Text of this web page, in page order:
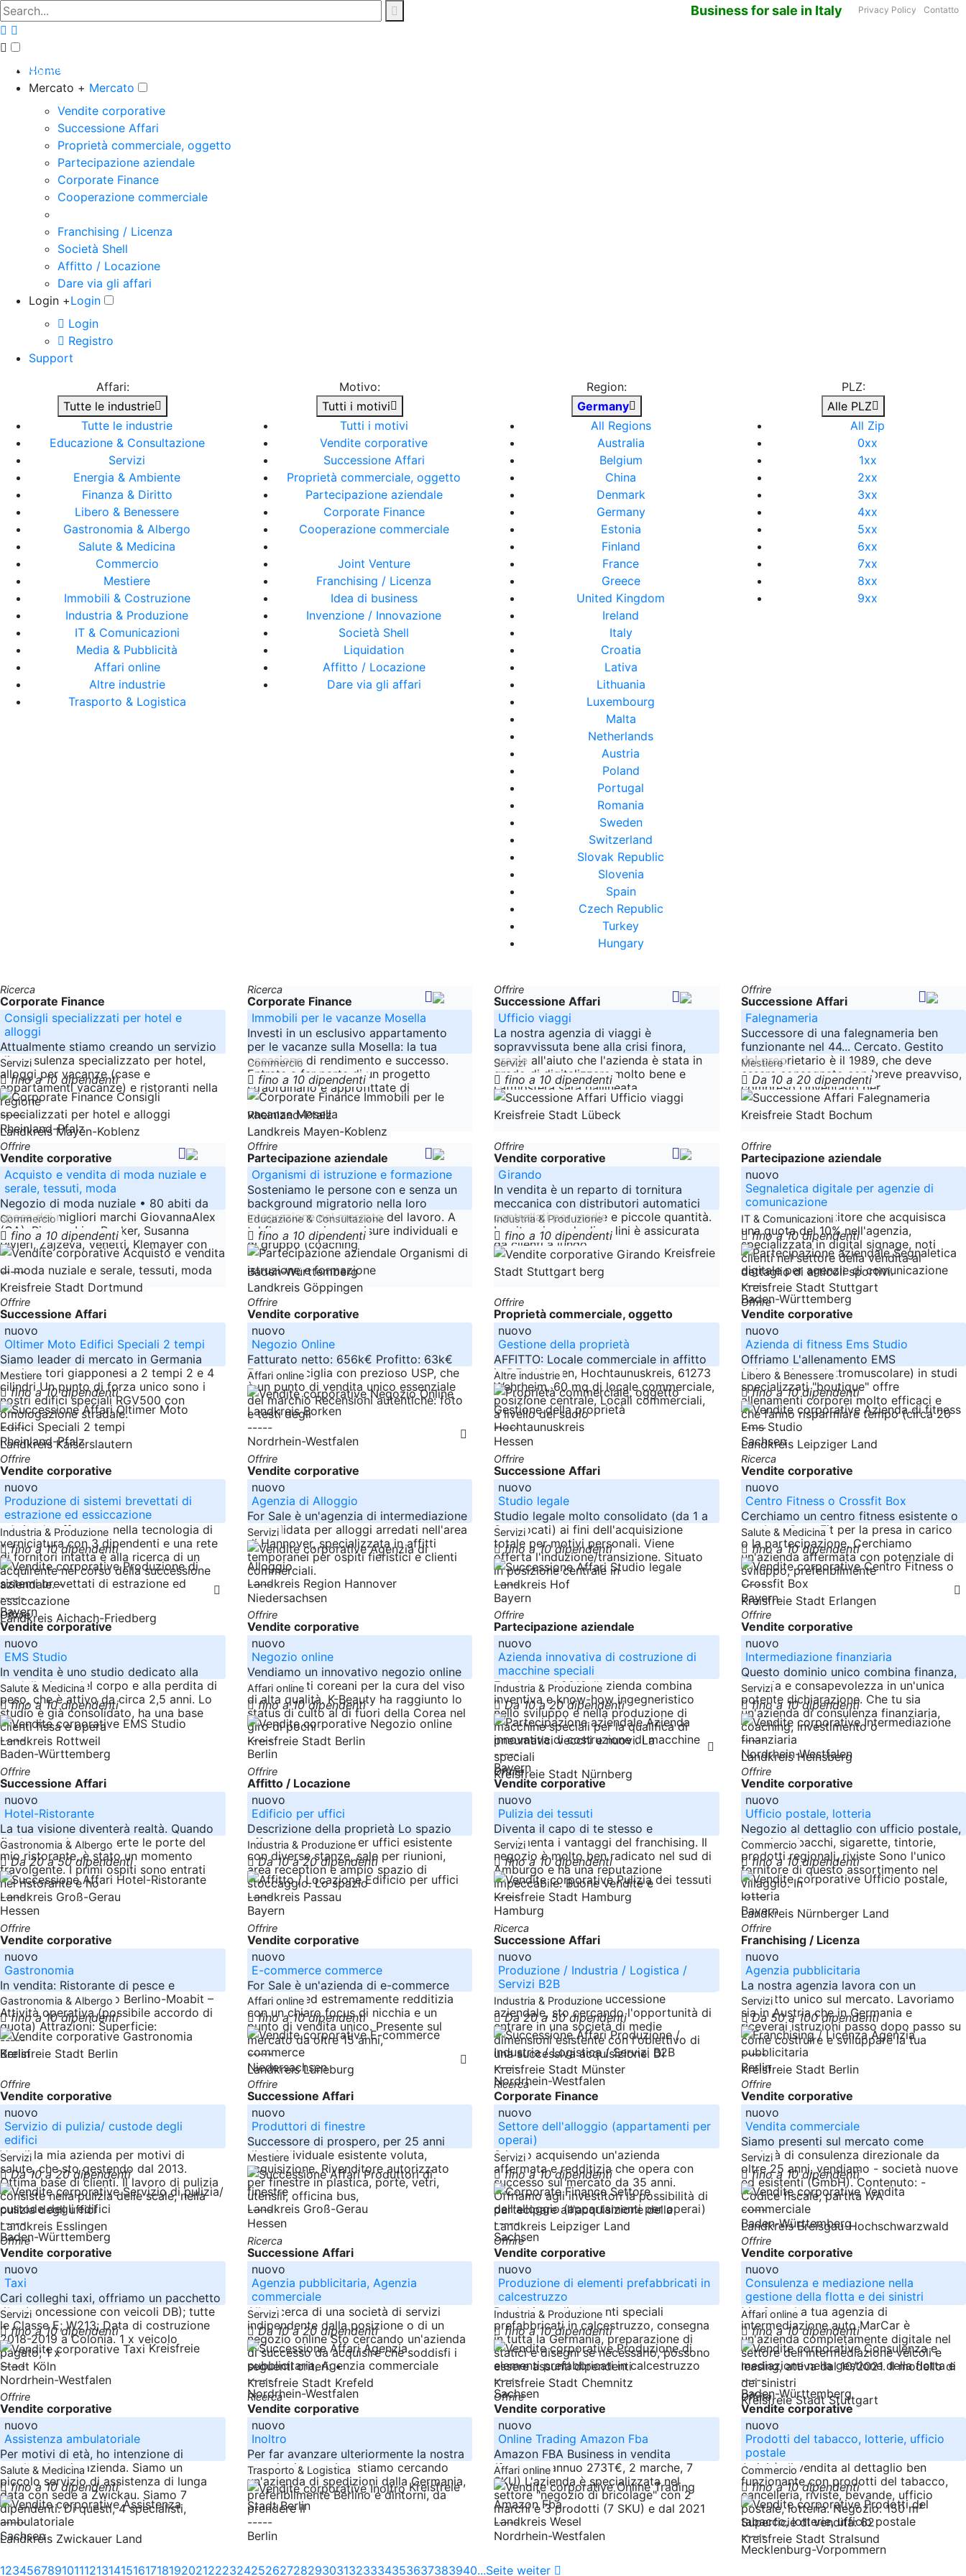
Business for sale in Italy
The big marketplace for business
Privacy Policy Contatto
Home
Mercato + Mercato
Vendite corporative
Successione Affari
Proprietà commerciale, oggetto
Partecipazione aziendale
Corporate Finance
Cooperazione commerciale
Franchising / Licenza
Società Shell
Affitto / Locazione
Dare via gli affari
Login +Login
Login
Registro
Support
Affari:
Tutte le industrie
Tutte le industrie
Educazione & Consultazione
Servizi
Energia & Ambiente
Finanza & Diritto
Libero & Benessere
Gastronomia & Albergo
Salute & Medicina
Commercio
Mestiere
Immobili & Costruzione
Industria & Produzione
IT & Comunicazioni
Media & Pubblicità
Affari online
Altre industrie
Trasporto & Logistica
Motivo:
Tutti i motivi
Tutti i motivi
Vendite corporative
Successione Affari
Proprietà commerciale, oggetto
Partecipazione aziendale
Corporate Finance
Cooperazione commerciale
Joint Venture
Franchising / Licenza
Idea di business
Invenzione / Innovazione
Società Shell
Liquidation
Affitto / Locazione
Dare via gli affari
Region:
Germany
All Regions
Australia
Belgium
China
Denmark
Germany
Estonia
Finland
France
Greece
United Kingdom
Ireland
Italy
Croatia
Lativa
Lithuania
Luxembourg
Malta
Netherlands
Austria
Poland
Portugal
Romania
Sweden
Switzerland
Slovak Republic
Slovenia
Spain
Czech Republic
Turkey
Hungary
PLZ:
Alle PLZ
All Zip
0xx
1xx
2xx
3xx
4xx
5xx
6xx
7xx
8xx
9xx
Ricerca
Corporate Finance
Consigli specializzati per hotel e
alloggi
Attualmente stiamo creando un servizio
di consulenza specializzato per hotel,
alloggi per vacanze (case e
appartamenti vacanze) e ristoranti nella
regione
-----
Rheinland-Pfalz
Servizi
fino a 10 dipendenti
Landkreis Mayen-Koblenz
Ricerca
Corporate Finance
Immobili per le vacanze Mosella
Investi in un esclusivo appartamento
per le vacanze sulla Mosella: la tua
occasione di rendimento e successo.
Entrate a far parte di un progetto
straordinario e approfittate di
-----
Rheinland-Pfalz
Commercio
fino a 10 dipendenti
Landkreis Mayen-Koblenz
Offrire
Successione Affari
Ufficio viaggi
La nostra agenzia di viaggi è
sopravvissuta bene alla crisi finora,
grazie all'aiuto che l'azienda è stata in
grado di digitalizzare molto bene e
l'atmosfera sarà riallineata.
-----
Schleswig-Holstein
Servizi
fino a 10 dipendenti
Kreisfreie Stadt Lübeck
Offrire
Successione Affari
Falegnameria
Successore di una falegnameria ben
funzionante nel 44... Cercato. Gestito
dal proprietario è il 1989, che deve
essere consegnato con breve preavviso,
compreso l'inventario per
-----
Nordrhein-Westfalen
Mestiere
Da 10 a 20 dipendenti
Kreisfreie Stadt Bochum
Offrire
Vendite corporative
Acquisto e vendita di moda nuziale e
serale, tessuti, moda
Negozio di moda nuziale • 80 abiti da
sposa dei migliori marchi GiovannaAlex
(GA), Bianco, Lina Becker, Susanna
Rivieri, Zajzeva, Venetti, Klemayer con
diritti di vendita
-----
Nordrhein-Westfalen
Commercio
fino a 10 dipendenti
Kreisfreie Stadt Dortmund
Offrire
Partecipazione aziendale
Organismi di istruzione e formazione
Sosteniamo le persone con e senza un
background migratorio nella loro
integrazione nel mercato del lavoro. A
tal fine, eseguiamo misure individuali e
di gruppo (coaching
-----
Baden-Württemberg
Educazione & Consultazione
fino a 10 dipendenti
Landkreis Göppingen
Offrire
Vendite corporative
Girando
In vendita è un reparto di tornitura
meccanica con distributori automatici
controllati per medie e piccole quantità.
La situazione degli ordini è assicurata
da clienti a lungo
-----
Baden-Württemberg
Industria & Produzione
fino a 10 dipendenti
Kreisfreie
Stadt Stuttgart
Offrire
Partecipazione aziendale
nuovo
Segnaletica digitale per agenzie di
comunicazione
Si cerca un investitore che acquisisca
una quota del 10% nell'agenzia,
specializzata in digital signage, noti
clienti nel settore della vendita al
dettaglio di articoli sportivi.
-----
Baden-Württemberg
IT & Comunicazioni
fino a 10 dipendenti
Kreisfreie Stadt Stuttgart
Offrire
Successione Affari
nuovo
Oltimer Moto Edifici Speciali 2 tempi
Siamo leader di mercato in Germania
per i motori giapponesi a 2 tempi 2 e 4
cilindri Un punto di forza unico sono i
nostri edifici speciali RGV500 con
omologazione stradale.
-----
Rheinland-Pfalz
Mestiere
fino a 10 dipendenti
Landkreis Kaiserslautern
Offrire
Vendite corporative
nuovo
Negozio Online
Fatturato netto: 656k€ Profitto: 63k€
Fasce per ciglia con prezioso USP, che
è un punto di vendita unico essenziale
del marchio Recensioni autentiche: foto
e testi degli
-----
Nordrhein-Westfalen
Affari online
Landkreis Borken
Offrire
Proprietà commerciale, oggetto
nuovo
Gestione della proprietà
AFFITTO: Locale commerciale in affitto
in DE - Hessen, Hochtaunuskreis, 61273
Wehrheim, 60 mq di locale commerciale,
posizione centrale, Locali commerciali,
a livello del suolo
-----
Hessen
Altre industrie
Hochtaunuskreis
Offrire
Vendite corporative
nuovo
Azienda di fitness Ems Studio
Offriamo L'allenamento EMS
(stimolazione elettromuscolare) in studi
specializzati "boutique" offre
allenamenti corporei molto efficaci e
che fanno risparmiare tempo (circa 20
-----
Sachsen
Libero & Benessere
fino a 10 dipendenti
Landkreis Leipziger Land
Offrire
Vendite corporative
nuovo
Produzione di sistemi brevettati di
estrazione ed essiccazione
- Azienda affermata nella tecnologia di
verniciatura con 3 dipendenti e una rete
di fornitori intatta è alla ricerca di un
acquirente nel corso della successione
aziendale. -
-----
Bayern
Industria & Produzione
fino a 10 dipendenti
Landkreis Aichach-Friedberg
Offrire
Vendite corporative
nuovo
Agenzia di Alloggio
For Sale è un'agenzia di intermediazione
consolidata per alloggi arredati nell'area
di Hannover, specializzata in affitti
temporanei per ospiti fieristici e clienti
commerciali.
-----
Niedersachsen
Servizi
Landkreis Region Hannover
Offrire
Successione Affari
nuovo
Studio legale
Studio legale molto consolidato (da 1 a
3 avvocati) ai fini dell'acquisizione
totale per motivi personali. Viene
offerta l'induzione/transizione. Situato
in posizione centrale in
-----
Bayern
Servizi
fino a 10 dipendenti
Landkreis Hof
Ricerca
Vendite corporative
nuovo
Centro Fitness o Crossfit Box
Cerchiamo un centro fitness esistente o
una box CrossFit per la presa in carico
o la partecipazione. Cerchiamo
un'azienda affermata con potenziale di
sviluppo, preferibilmente
-----
Bayern
Salute & Medicina
fino a 10 dipendenti
Kreisfreie Stadt Erlangen
Offrire
Vendite corporative
nuovo
EMS Studio
In vendita è uno studio dedicato alla
modellazione del corpo e alla perdita di
peso, che è attivo da circa 2,5 anni. Lo
studio è già consolidato, ha una base
clienti fissa e opera
-----
Baden-Württemberg
Salute & Medicina
fino a 10 dipendenti
Landkreis Rottweil
Offrire
Vendite corporative
nuovo
Negozio online
Vendiamo un innovativo negozio online
per prodotti coreani per la cura del viso
di alta qualità. K-Beauty ha raggiunto lo
status di culto al di fuori della Corea nel
giro di pochi
-----
Berlin
Affari online
fino a 10 dipendenti
Kreisfreie Stadt Berlin
Offrire
Partecipazione aziendale
nuovo
Azienda innovativa di costruzione di
macchine speciali
Fondata nel 2019, l'azienda combina
inventiva e know-how ingegneristico
nello sviluppo e nella produzione di
macchine speciali per la qualifica di
pneumatici vecchi e nuovi. La
-----
Bayern
Industria & Produzione
Da 10 a 20 dipendenti
Kreisfreie Stadt Nürnberg
Offrire
Vendite corporative
nuovo
Intermediazione finanziaria
Questo dominio unico combina finanza,
energia e consapevolezza in un'unica
potente dichiarazione. Che tu sia
un'azienda di consulenza finanziaria,
coaching, investimento o
-----
Nordrhein-Westfalen
Servizi
fino a 10 dipendenti
Landkreis Heinsberg
Offrire
Successione Affari
nuovo
Hotel-Ristorante
La tua visione diventerà realtà. Quando
finalmente si sono aperte le porte del
mio ristorante, è stato un momento
travolgente. I primi ospiti sono entrati
nel ristorante e ho
-----
Hessen
Gastronomia & Albergo
Da 20 a 50 dipendenti
Landkreis Groß-Gerau
Offrire
Affitto / Locazione
nuovo
Edificio per uffici
Descrizione della proprietà Lo spazio
offre una struttura per uffici esistente
con diverse stanze, sale per riunioni,
area reception e ampio spazio di
stoccaggio. Lo spazio
-----
Bayern
Industria & Produzione
Da 10 a 20 dipendenti
Landkreis Passau
Offrire
Vendite corporative
nuovo
Pulizia dei tessuti
Diventa il capo di te stesso e
sperimenta i vantaggi del franchising. Il
negozio è molto ben radicato nel sud di
Amburgo e ha una reputazione
impeccabile. Buone vendite e
-----
Hamburg
Servizi
fino a 10 dipendenti
Kreisfreie Stadt Hamburg
Offrire
Vendite corporative
nuovo
Ufficio postale, lotteria
Negozio al dettaglio con ufficio postale,
lotteria, tabacchi, sigarette, tintorie,
prodotti regionali, riviste Sono l'unico
fornitore di questo assortimento nel
villaggio. In
-----
Bayern
Commercio
fino a 10 dipendenti
Landkreis Nürnberger Land
Offrire
Vendite corporative
nuovo
Gastronomia
In vendita: Ristorante di pesce e
bistecche consolidato Berlino-Moabit –
Attività operativa (possibile accordo di
quota) Attrazioni: Superficie:
-----
Berlin
Gastronomia & Albergo
fino a 10 dipendenti
Kreisfreie Stadt Berlin
Offrire
Vendite corporative
nuovo
E-commerce commerce
For Sale è un'azienda di e-commerce
affermata ed estremamente redditizia
con un chiaro focus di nicchia e un
punto di vendita unico. Presente sul
mercato da oltre 15 anni,
-----
Niedersachsen
Affari online
fino a 10 dipendenti
Landkreis Lüneburg
Ricerca
Successione Affari
nuovo
Produzione / Industria / Logistica /
Servizi B2B
Come parte di una successione
aziendale, sto cercando l'opportunità di
entrare in una società di medie
dimensioni esistente con l'obiettivo di
una successiva acquisizione. Di
-----
Nordrhein-Westfalen
Industria & Produzione
Da 20 a 50 dipendenti
Kreisfreie Stadt Münster
Offrire
Franchising / Licenza
nuovo
Agenzia pubblicitaria
La nostra agenzia lavora con un
concetto unico sul mercato. Lavoriamo
sia in Austria che in Germania e
riceverai istruzioni passo dopo passo su
come costruire e sviluppare la tua
-----
Berlin
Servizi
Da 50 a 100 dipendenti
Kreisfreie Stadt Berlin
Offrire
Vendite corporative
nuovo
Servizio di pulizia/ custode degli
edifici
Vendi la mia azienda per motivi di
salute, che sto gestendo dal 2013.
Ottima base di clienti. Il lavoro di pulizia
consiste nella pulizia delle scale, nella
pulizia degli uffici
-----
Baden-Württemberg
Servizi
Da 10 a 20 dipendenti
Landkreis Esslingen
Offrire
Successione Affari
nuovo
Produttori di finestre
Successore di prospero, per 25 anni
ditta individuale esistente voluta,
acquisizione. Rivenditore autorizzato
per finestre in plastica, porte, vetri,
utensili, officina bus,
-----
Hessen
Mestiere
Landkreis Groß-Gerau
Ricerca
Corporate Finance
nuovo
Settore dell'alloggio (appartamenti per
operai)
Stiamo acquisendo un'azienda
affermata e redditizia che opera con
successo sul mercato da 35 anni.
Offriamo agli investitori la possibilità di
partecipare all'acquisizione della
-----
Sachsen
Servizi
fino a 10 dipendenti
Landkreis Leipziger Land
Offrire
Vendite corporative
nuovo
Vendita commerciale
Siamo presenti sul mercato come
società di consulenza direzionale da
oltre 25 anni, vendiamo - società nuove
ed esistenti (GmbH). Contenuto: -
Codice fiscale, partita IVA
-----
Baden-Württemberg
Servizi
fino a 10 dipendenti
Landkreis Breisgau-Hochschwarzwald
Offrire
Vendite corporative
nuovo
Taxi
Cari colleghi taxi, offriamo un pacchetto
4'er (concessione con veicoli DB); tutte
le Classe E; W213; Data di costruzione
2018-2019 a Colonia. 1 x veicolo
pagato; 1 x
-----
Nordrhein-Westfalen
Servizi
fino a 10 dipendenti
Kreisfreie
Stadt Köln
Ricerca
Successione Affari
nuovo
Agenzia pubblicitaria, Agenzia
commerciale
Alla ricerca di una società di servizi
indipendente dalla posizione o di un
negozio online Sto cercando un'azienda
di successo da acquisire che soddisfi i
seguenti criteri: •
-----
Nordrhein-Westfalen
Servizi
Da 10 a 20 dipendenti
Kreisfreie Stadt Krefeld
Offrire
Vendite corporative
nuovo
Produzione di elementi prefabbricati in
calcestruzzo
Produzione di elementi speciali
prefabbricati in calcestruzzo, consegna
in tutta la Germania, preparazione di
statici e disegni se necessario, possono
essere assunti dipendenti
-----
Sachsen
Industria & Produzione
fino a 10 dipendenti
Kreisfreie Stadt Chemnitz
Offrire
Vendite corporative
nuovo
Consulenza e mediazione nella
gestione della flotta e dei sinistri
MarCar – La tua agenzia di
intermediazione auto MarCar è
un'azienda completamente digitale nel
settore dell'intermediazione veicoli e
leasing, attiva dal 10/2021. Il modello di
-----
Baden-Württemberg
Affari online
fino a 10 dipendenti
Kreisfreie Stadt Stuttgart
Offrire
Vendite corporative
nuovo
Assistenza ambulatoriale
Per motivi di età, ho intenzione di
vendere la mia azienda. Siamo un
piccolo servizio di assistenza di lunga
data con sede a Zwickau. Siamo 7
dipendenti. Di questi, 4 specialisti,
-----
Sachsen
Salute & Medicina
fino a 10 dipendenti
Landkreis Zwickauer Land
Ricerca
Vendite corporative
nuovo
Inoltro
Per far avanzare ulteriormente la nostra
crescita inorganica, stiamo cercando
un'azienda di spedizioni dalla Germania,
preferibilmente Berlino e dintorni, da
prendere il
-----
Berlin
Trasporto & Logistica
Kreisfreie
Stadt Berlin
Offrire
Vendite corporative
nuovo
Online Trading Amazon Fba
Amazon FBA Business in vendita
(fatturato annuo 273T€, 2 marche, 7
SKU) L'azienda è specializzata nel
settore "negozio di bricolage" con 2
marchi e 3 prodotti (7 SKU) e dal 2021
-----
Nordrhein-Westfalen
Affari online
Landkreis Wesel
Offrire
Vendite corporative
nuovo
Prodotti del tabacco, lotterie, ufficio
postale
Attività di vendita al dettaglio ben
funzionante con prodotti del tabacco,
cancelleria, riviste, bevande, ufficio
postale, lotteria. Negozio: 150 m²
Superficie di vendita: 62
-----
Mecklenburg-Vorpommern
Commercio
fino a 10 dipendenti
Kreisfreie Stadt Stralsund
12345678910111213141516171819202122232425262728293031323334353637383940...Seite weiter